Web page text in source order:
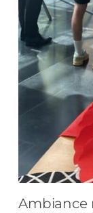
Ambiance